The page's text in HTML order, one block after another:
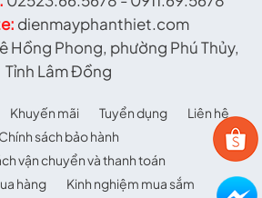
dienmayphanthiet.com
Hồng Phong, phường Phú Thủy,
Tỉnh Lâm Đồng
Khuyến mãi Tuyển dụng
Liên hệ
Chính sách bảo hành
vận chuyển và thanh toán
hàng
Kinh nghiệm mua sắm